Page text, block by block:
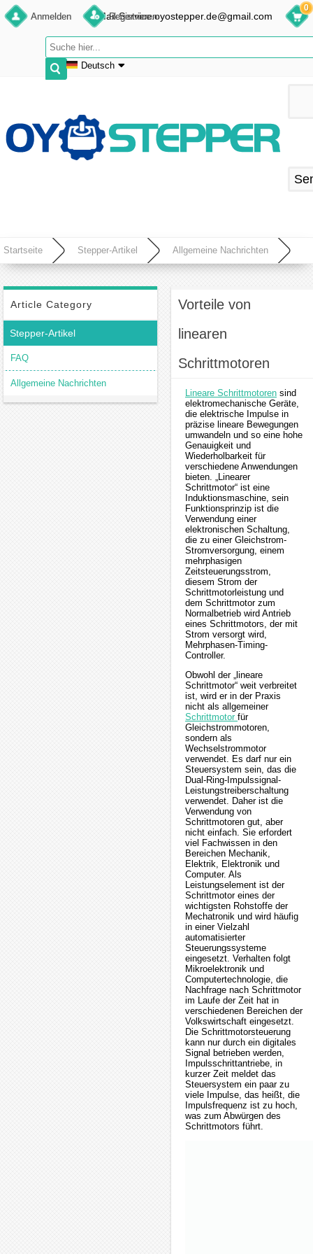
Anmelden Registrieren
Deutsch
Français
Español
E-Mail:Service.oyostepper.de@gmail.com
0
Startseite Stepper-Artikel Allgemeine Nachrichten
Article Category
Stepper-Artikel
FAQ
Allgemeine Nachrichten
Vorteile von
linearen
Schrittmotoren
Lineare Schrittmotoren sind
elektromechanische Geräte,
die elektrische Impulse in
präzise lineare Bewegungen
umwandeln und so eine hohe
Genauigkeit und
Wiederholbarkeit für
verschiedene Anwendungen
bieten. „Linearer
Schrittmotor“ ist eine
Induktionsmaschine, sein
Funktionsprinzip ist die
Verwendung einer
elektronischen Schaltung,
die zu einer Gleichstrom-
Stromversorgung, einem
mehrphasigen
Zeitsteuerungsstrom,
diesem Strom der
Schrittmotorleistung und
dem Schrittmotor zum
Normalbetrieb wird Antrieb
eines Schrittmotors, der mit
Strom versorgt wird,
Mehrphasen-Timing-
Controller.
Obwohl der „lineare
Schrittmotor“ weit verbreitet
ist, wird er in der Praxis
nicht als allgemeiner
Schrittmotor für
Gleichstrommotoren,
sondern als
Wechselstrommotor
verwendet. Es darf nur ein
Steuersystem sein, das die
Dual-Ring-Impulssignal-
Leistungstreiberschaltung
verwendet. Daher ist die
Verwendung von
Schrittmotoren gut, aber
nicht einfach. Sie erfordert
viel Fachwissen in den
Bereichen Mechanik,
Elektrik, Elektronik und
Computer. Als
Leistungselement ist der
Schrittmotor eines der
wichtigsten Rohstoffe der
Mechatronik und wird häufig
in einer Vielzahl
automatisierter
Steuerungssysteme
eingesetzt. Verhalten folgt
Mikroelektronik und
Computertechnologie, die
Nachfrage nach Schrittmotor
im Laufe der Zeit hat in
verschiedenen Bereichen der
Volkswirtschaft eingesetzt.
Die Schrittmotorsteuerung
kann nur durch ein digitales
Signal betrieben werden,
Impulsschrittantriebe, in
kurzer Zeit meldet das
Steuersystem ein paar zu
viele Impulse, das heißt, die
Impulsfrequenz ist zu hoch,
was zum Abwürgen des
Schrittmotors führt.